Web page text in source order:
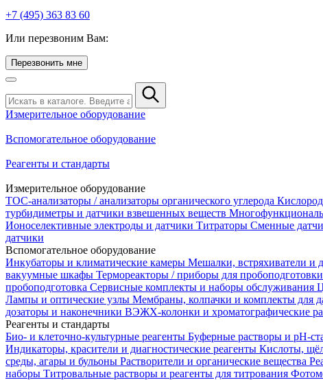
+7 (495) 363 83 60
Или перезвоним Вам:
Перезвонить мне
Измерительное оборудование
Вспомогательное оборудование
Реагенты и стандарты
Измерительное оборудование
TOC-анализаторы / анализаторы органического углерода
турбидиметры и датчики взвешенных веществ
Ионоселективные электроды и датчики Титраторы Сменные
датчики
Вспомогательное оборудование
Инкубаторы и климатические камеры Мешалки, встряхиватели и
вакуумные шкафы Термореакторы / приборы для пробоподготовки
пробоподготовка Сервисные комплекты и наборы обслуживания
Лампы и оптические узлы Мембраны, колпачки и комплекты для
дозаторы и наконечники ВЭЖХ-колонки и хроматографические
Реагенты и стандарты
Био- и клеточно-культурные реагенты Буферные растворы и pH-
Индикаторы, красители и диагностические реагенты Кислоты,
среды, агары и бульоны Растворители и органические вещества
наборы Титровальные растворы и реагенты для титрования